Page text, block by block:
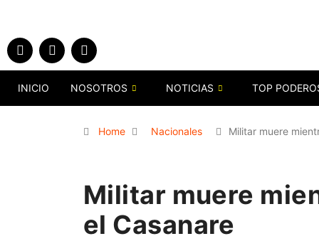
INICIO NOSOTROS NOTICIAS TOP
Home Nacionales Militar muere
Militar muere
el Casanare